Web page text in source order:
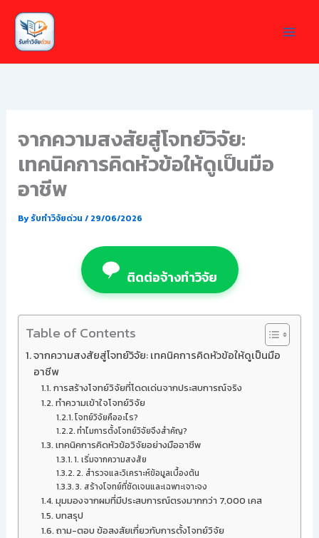
Skip
content
จากความสงสัยสู่โจทย์วิจัย:
เทคนิคการคิดหัวข้อให้ดูเป็นมือ
อาชีพ
Byรับทำวิจัยด่วน / 29/06/2026
ติดต่อจ้างทำวิจัย
Table of Contents
จากความสงสัยสู่โจทย์วิจัย: เทคนิคการคิดหัวข้อให้ดูเป็นมือ
อาชีพ
การสร้างโจทย์วิจัยที่โดดเด่นจากประสบการณ์จริง
ทำความเข้าใจโจทย์วิจัย
โจทย์วิจัยคืออะไร?
ทำไมการตั้งโจทย์วิจัยจึงสำคัญ?
เทคนิคการคิดหัวข้อวิจัยอย่างมืออาชีพ
1. เริ่มจากความสงสัย
2. สำรวจและวิเคราะห์ข้อมูลเบื้องต้น
3. สร้างโจทย์ที่ชัดเจนและเฉพาะเจาะจง
มุมมองจากผมที่มีประสบการณ์ตรงมากกว่า 7,000 เคส
บทสรุป
ถาม-ตอบ ข้อสงสัยเกี่ยวกับการตั้งโจทย์วิจัย